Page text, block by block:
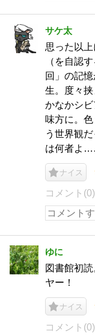
サケ太
思った以
（を自認
回」の記
生。度々
かなかシ
味方に。
う世界観
は何者よ
ナイス
コメント(0)
ゆに
図書館初
ヤー！
ナイス
コメント(0)